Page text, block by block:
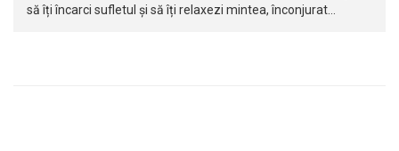
să îți încarci sufletul și să îți relaxezi mintea, înconjurat…